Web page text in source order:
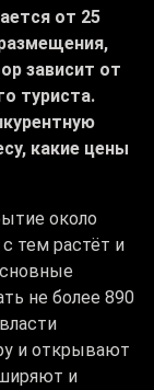
от 25
зависит от
туриста.
какие цены
около
тем растёт и
не более 890
и открывают
и